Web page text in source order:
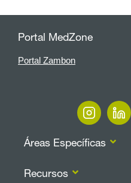
Portal MedZone
Portal Zambon
Áreas Específicas
Recursos